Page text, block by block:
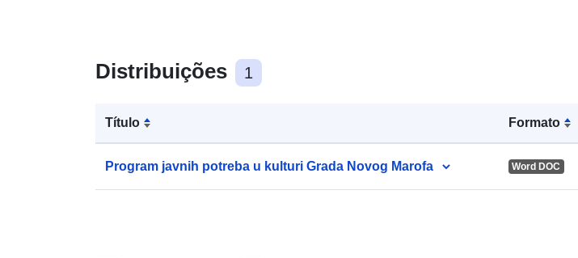
Distribuições 1
Título Formato
Program javnih potreba u kulturi Grada Novog Marofa Word DOC